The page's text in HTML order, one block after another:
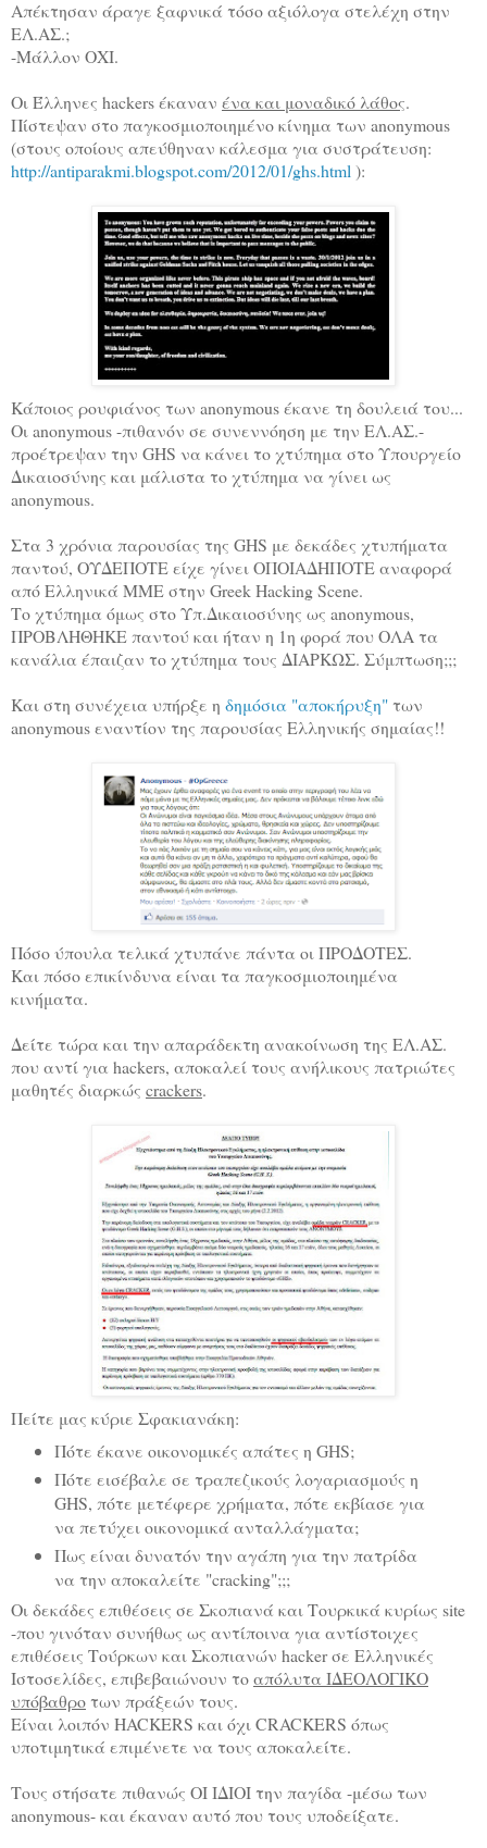
Απέκτησαν άραγε ξαφνικά τόσο αξιόλογα στελέχη στην
ΕΛ.ΑΣ.;
-Μάλλον ΟΧΙ.
Οι Έλληνες hackers έκαναν ένα και μοναδικό λάθος.
Πίστεψαν στο παγκοσμιοποιημένο κίνημα των anonymous
(στους οποίους απεύθηναν κάλεσμα για συστράτευση:
http://antiparakmi.blogspot.com/2012/01/ghs.html ):
Κάποιος ρουφιάνος των anonymous έκανε τη δουλειά του...
Οι anonymous -πιθανόν σε συνεννόηση με την ΕΛ.ΑΣ.-
προέτρεψαν την GHS να κάνει το χτύπημα στο Υπουργείο
Δικαιοσύνης και μάλιστα το χτύπημα να γίνει ως
anonymous.
Στα 3 χρόνια παρουσίας της GHS με δεκάδες χτυπήματα
παντού, ΟΥΔΕΠΟΤΕ είχε γίνει ΟΠΟΙΑΔΗΠΟΤΕ αναφορά
από Ελληνικά ΜΜΕ στην Greek Hacking Scene.
Το χτύπημα όμως στο Υπ.Δικαιοσύνης ως anonymous,
ΠΡΟΒΛΗΘΗΚΕ παντού και ήταν η 1η φορά που ΟΛΑ τα
κανάλια έπαιζαν το χτύπημα τους ΔΙΑΡΚΩΣ. Σύμπτωση;;;
Και στη συνέχεια υπήρξε η δημόσια "αποκήρυξη"των
anonymous εναντίον της παρουσίας Ελληνικής σημαίας!!
Πόσο ύπουλα τελικά χτυπάνε πάντα οι ΠΡΟΔΟΤΕΣ.
Και πόσο επικίνδυνα είναι τα παγκοσμιοποιημένα
κινήματα.
Δείτε τώρα και την απαράδεκτη ανακοίνωση της ΕΛ.ΑΣ.
που αντί για hackers, αποκαλεί τους ανήλικους πατριώτες
μαθητές διαρκώς crackers.
Πείτε μας κύριε Σφακιανάκη:
Πότε έκανε οικονομικές απάτες η GHS;
Πότε εισέβαλε σε τραπεζικούς λογαριασμούς η
GHS, πότε μετέφερε χρήματα, πότε εκβίασε για
να πετύχει οικονομικά ανταλλάγματα;
Πως είναι δυνατόν την αγάπη για την πατρίδα
να την αποκαλείτε "cracking";;;
Οι δεκάδες επιθέσεις σε Σκοπιανά και Τουρκικά κυρίως site
-που γινόταν συνήθως ως αντίποινα για αντίστοιχες
επιθέσεις Τούρκων και Σκοπιανών hacker σε Ελληνικές
Ιστοσελίδες, επιβεβαιώνουν τοαπόλυτα ΙΔΕΟΛΟΓΙΚΟ
υπόβαθροτων πράξεών τους.
Είναι λοιπόν HACKERS και όχι CRACKERS όπως
υποτιμητικά επιμένετε να τους αποκαλείτε.
Τους στήσατε πιθανώς ΟΙ ΙΔΙΟΙ την παγίδα -μέσω των
anonymous- και έκαναν αυτό που τους υποδείξατε.